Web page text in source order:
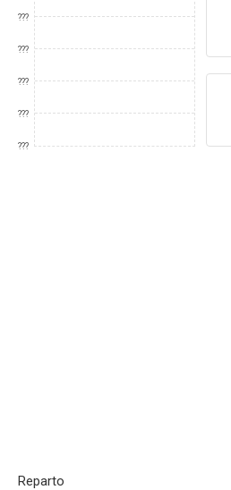
???
???
???
???
???
Reparto